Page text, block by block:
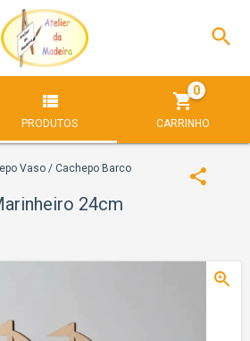
PRODUTOS CARRINHO
0
Vaso / Cachepo Barco
24cm